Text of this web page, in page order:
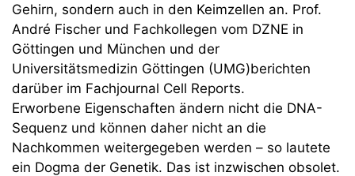
Gehirn, sondern auch in den Keimzellen an. Prof.
André Fischer und Fachkollegen vom DZNE in
Göttingen und München und der
Universitätsmedizin Göttingen (UMG)berichten
darüber im Fachjournal Cell Reports.
Erworbene Eigenschaften ändern nicht die DNA-
Sequenz und können daher nicht an die
Nachkommen weitergegeben werden – so lautete
ein Dogma der Genetik. Das ist inzwischen obsolet.